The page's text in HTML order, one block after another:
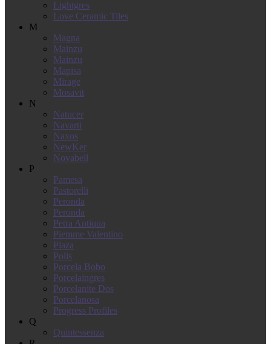
Lightgres
Love Ceramic Tiles
M
Magna
Mainzu
Mainzu
Mapisa
Mirage
Mosavit
N
Natucer
Navarti
Naxos
NewKer
Novabell
P
Pamesa
Pastorelli
Peronda
Peronda
Petra Antiqua
Piemme Valentino
Plaza
Polis
Porcela Bobo
Porcelaingres
Porcelanite Dos
Porcelanosa
Progress Profiles
Q
Quintessenza